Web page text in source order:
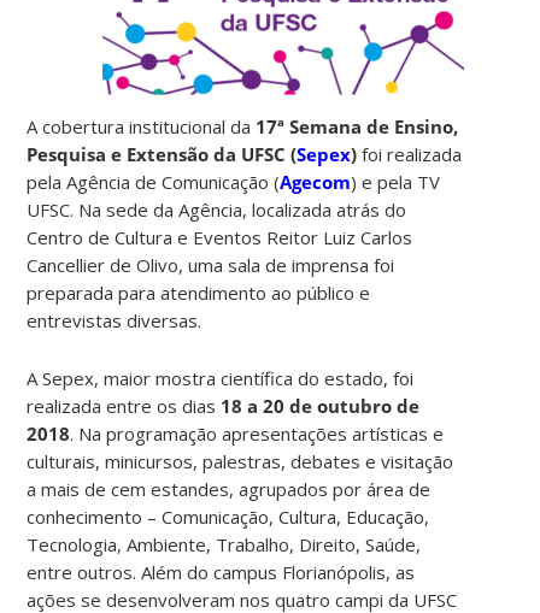
A cobertura institucional da 17ª Semana de Ensino,
Pesquisa e Extensão da UFSC (Sepex)foi realizada
pela Agência de Comunicação (Agecom) e pela TV
UFSC. Na sede da Agência, localizada atrás do
Centro de Cultura e Eventos Reitor Luiz Carlos
Cancellier de Olivo, uma sala de imprensa foi
preparada para atendimento ao público e
entrevistas diversas.
A Sepex, maior mostra científica do estado, foi
realizada entre os dias 18 a 20 de outubro de
2018. Na programação apresentações artísticas e
culturais, minicursos, palestras, debates e visitação
a mais de cem estandes, agrupados por área de
conhecimento – Comunicação, Cultura, Educação,
Tecnologia, Ambiente, Trabalho, Direito, Saúde,
entre outros. Além do campus Florianópolis, as
ações se desenvolveram nos quatro campi da UFSC